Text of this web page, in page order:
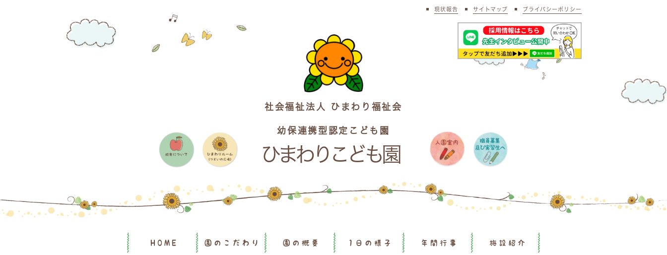
現状報告 サイトマップ プライバシーポリシー
社会福祉法人 ひまわり福祉会
幼保連携型認定こども園
ひまわりこども園
HOME 園のこだわり 園の概要 1日の様子 年間行事 施設紹介